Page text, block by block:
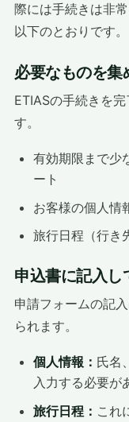
際には手続きは非
以下のとおりです。
必要なものを集
ETIASの手続きを
す。
有効期限まで少
ート
お客様の個人情
旅行日程（行き
申込書に記入し
申請フォームの記
られます。
個人情報： 氏名
入力する必要が
旅行日程： これ